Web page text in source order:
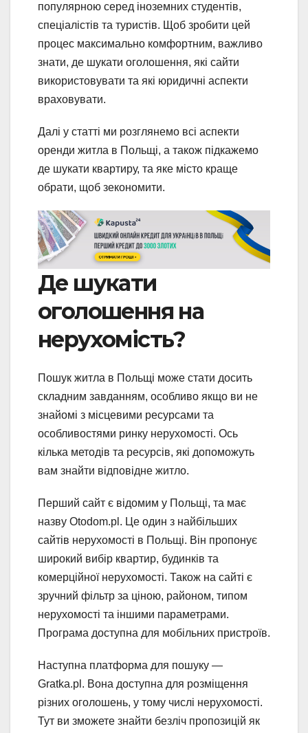
популярною серед іноземних студентів,
спеціалістів та туристів. Щоб зробити цей
процес максимально комфортним, важливо
знати, де шукати оголошення, які сайти
використовувати та які юридичні аспекти
враховувати.
Далі у статті ми розглянемо всі аспекти
оренди житла в Польщі, а також підкажемо
де шукати квартиру, та яке місто краще
обрати, щоб зекономити.
Де шукати
оголошення на
нерухомість?
Пошук житла в Польщі може стати досить
складним завданням, особливо якщо ви не
знайомі з місцевими ресурсами та
особливостями ринку нерухомості. Ось
кілька методів та ресурсів, які допоможуть
вам знайти відповідне житло.
Перший сайт є відомим у Польщі, та має
назву Otodom.pl. Це один з найбільших
сайтів нерухомості в Польщі. Він пропонує
широкий вибір квартир, будинків та
комерційної нерухомості. Також на сайті є
зручний фільтр за ціною, районом, типом
нерухомості та іншими параметрами.
Програма доступна для мобільних пристроїв.
Наступна платформа для пошуку —
Gratka.pl. Вона доступна для розміщення
різних оголошень, у тому числі нерухомості.
Тут ви зможете знайти безліч пропозицій як